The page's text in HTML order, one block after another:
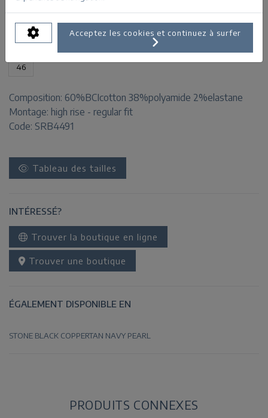
TAILLES DISPONIBLES:
32 34
46
Composition: 60%BCIcotton 38%polyamide 2%elastane
Montage: high rise - regular fit
Code: SRB4491
Tableau des tailles
INTÉRESSÉ?
Trouver la boutique en ligne
Trouver une boutique
ÉGALEMENT DISPONIBLE EN
STONE BLACK COPPERTAN NAVY PEARL
PRODUITS CONNEXES
Acceptez les cookies et continuez à surfer